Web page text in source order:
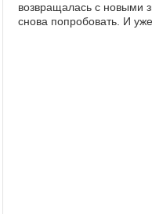
возвращалась с новыми
снова попробовать. И